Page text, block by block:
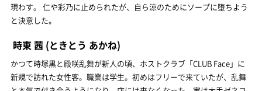
現わす。 仁や彩乃に止められたが、自ら涼のためにソープに堕ちよう
と決意した。
時東 茜 (ときとう あかね)
かつて時塚黒と殿咲乱舞が新人の頃、ホストクラブ「CLUB Face」に
新規で訪れた女性客。職業は学生。初めはフリーで来ていたが、乱舞